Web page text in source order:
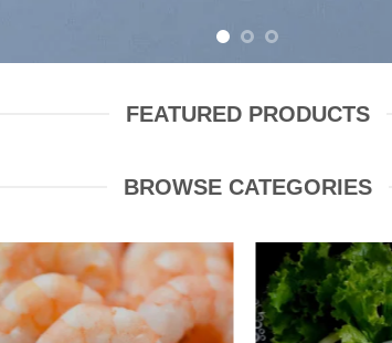
FEATURED PRODUCTS
BROWSE CATEGORIES